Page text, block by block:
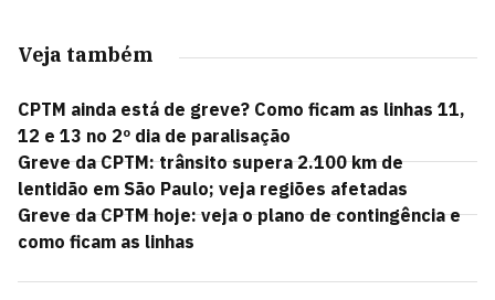
Veja também
CPTM ainda está de greve? Como ficam as linhas 11,
12 e 13 no 2º dia de paralisação
Greve da CPTM: trânsito supera 2.100 km de
lentidão em São Paulo; veja regiões afetadas
Greve da CPTM hoje: veja o plano de contingência e
como ficam as linhas